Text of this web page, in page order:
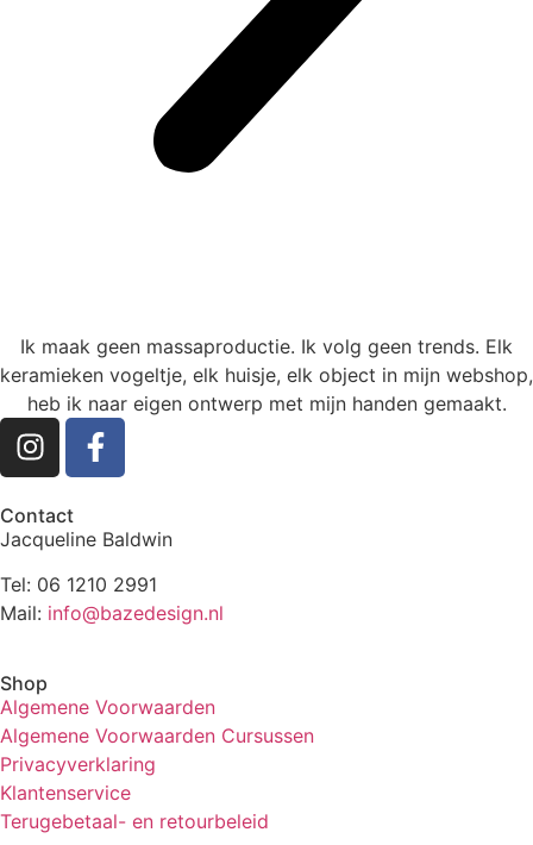
Ik maak geen massaproductie. Ik volg geen trends. Elk
keramieken vogeltje, elk huisje, elk object in mijn webshop,
heb ik naar eigen ontwerp met mijn handen gemaakt.
Contact
Jacqueline Baldwin
Tel: 06 1210 2991
Mail: info@bazedesign.nl
Shop
Algemene Voorwaarden
Algemene Voorwaarden Cursussen
Privacyverklaring
Klantenservice
Terugebetaal- en retourbeleid